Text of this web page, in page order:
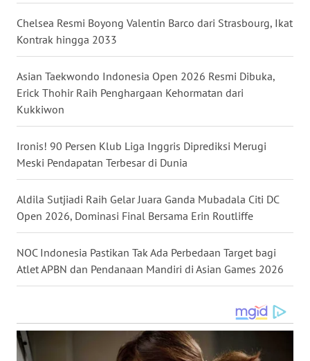
Chelsea Resmi Boyong Valentin Barco dari Strasbourg, Ikat
Kontrak hingga 2033
Asian Taekwondo Indonesia Open 2026 Resmi Dibuka,
Erick Thohir Raih Penghargaan Kehormatan dari
Kukkiwon
Ironis! 90 Persen Klub Liga Inggris Diprediksi Merugi
Meski Pendapatan Terbesar di Dunia
Aldila Sutjiadi Raih Gelar Juara Ganda Mubadala Citi DC
Open 2026, Dominasi Final Bersama Erin Routliffe
NOC Indonesia Pastikan Tak Ada Perbedaan Target bagi
Atlet APBN dan Pendanaan Mandiri di Asian Games 2026
WN
MALUT
WN
DAIRI
DANAU
TOBA
WN
NIAS
WN
LANGKAT
SELATAN